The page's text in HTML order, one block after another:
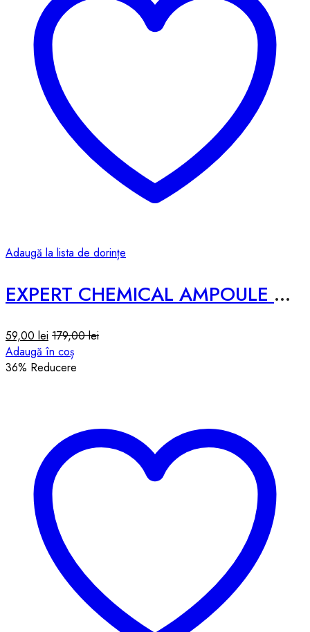
Adaugă la lista de dorințe
EXPERT CHEMICAL AMPOULE – 50ML #NIARBUTIN
59,00 lei 179,00lei
Adaugă în coș
36% Reducere